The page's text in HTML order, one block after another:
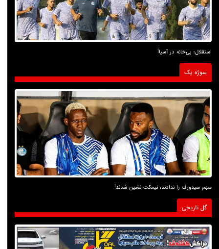
استقلال؛ بی‌خانه در آسیا!
سوژه یک
سهم سیدورف را ندادند، نیمکت نشین شدند!
گل تاریخی